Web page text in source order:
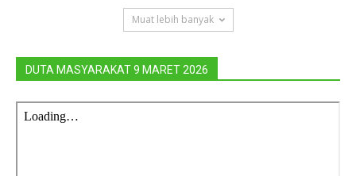
Muat lebih banyak
DUTA MASYARAKAT 9 MARET 2026